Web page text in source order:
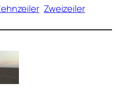
Zweizeiler